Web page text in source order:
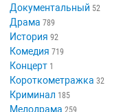
Документальный 52
Драма 789
История 92
Комедия 719
Концерт 1
Короткометражка 32
Криминал 185
Мелодрама